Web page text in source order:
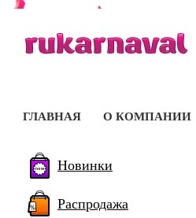
ГЛАВНАЯ О КОМПАНИИ
Новинки
Распродажа